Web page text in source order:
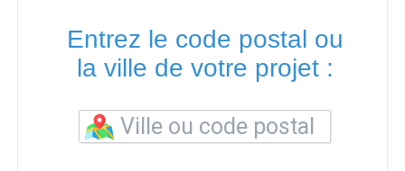
Entrez le code postal ou
la ville de votre projet :